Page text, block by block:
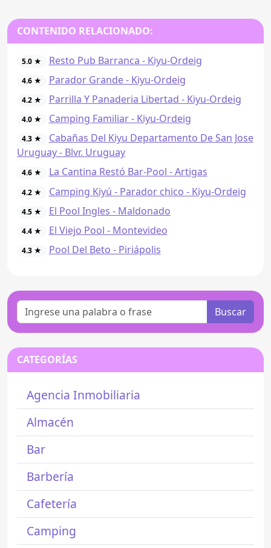
CONTENIDO RELACIONADO:
5.0 ★ Resto Pub Barranca - Kiyu-Ordeig
4.6 ★ Parador Grande - Kiyu-Ordeig
4.2 ★ Parrilla Y Panaderia Libertad - Kiyu-Ordeig
4.0 ★ Camping Familiar - Kiyu-Ordeig
4.3 ★
Cabañas Del Kiyu Departamento De San Jose
Uruguay - Blvr. Uruguay
4.6 ★ La Cantina Restó Bar-Pool - Artigas
4.2 ★ Camping Kiyú - Parador chico - Kiyu-Ordeig
4.5 ★ El Pool Ingles - Maldonado
4.4 ★ El Viejo Pool - Montevideo
4.3 ★ Pool Del Beto - Piriápolis
Buscar
CATEGORÍAS
Agencia Inmobiliaria
Almacén
Bar
Barbería
Cafetería
Camping